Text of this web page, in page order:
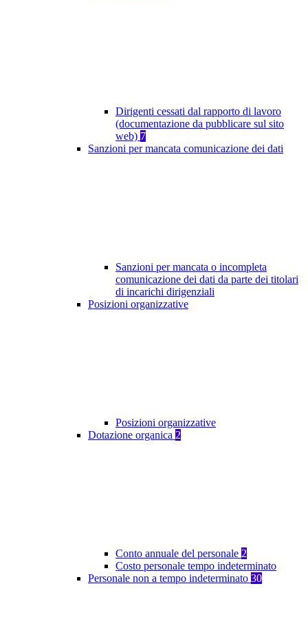
Dirigenti cessati dal rapporto di lavoro
(documentazione da pubblicare sul sito
web) 7
Sanzioni per mancata comunicazione dei dati
Sanzioni per mancata o incompleta
comunicazione dei dati da parte dei titolari
di incarichi dirigenziali
Posizioni organizzative
Posizioni organizzative
Dotazione organica 2
Conto annuale del personale 2
Costo personale tempo indeterminato
Personale non a tempo indeterminato 30